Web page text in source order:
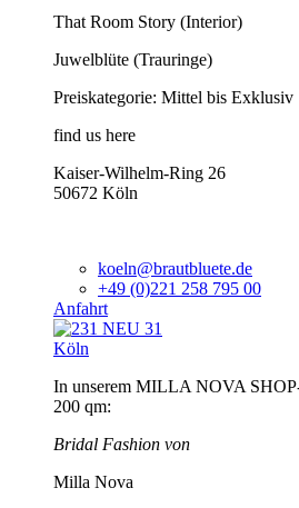
That Room Story (Interior)
Juwelblüte (Trauringe)
Preiskategorie: Mittel bis Exklusiv
find us here
Kaiser-Wilhelm-Ring 26
50672 Köln
koeln@brautbluete.de
+49 (0)221 258 795 00
Anfahrt
Köln
In unserem MILLA NOVA
200 qm:
Bridal Fashion von
Milla Nova